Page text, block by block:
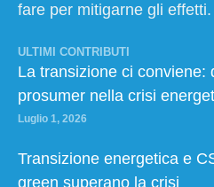
fare per mitigarne gli effetti.
ULTIMI CONTRIBUTI
La transizione ci conviene:
prosumer nella crisi
Luglio 1, 2026
Transizione energetica e
green superano la crisi